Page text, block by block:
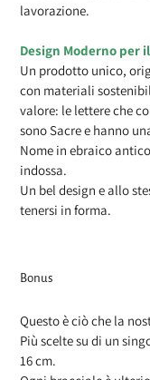
lavorazione.
Design Moderno per
Un prodotto unico,
con materiali
valore: le lettere che
sono Sacre e hanno
Nome in ebraico
indossa.
Un bel design e allo
tenersi in forma.
Bonus
Questo è ciò che la
Più scelte su di un
16 cm.